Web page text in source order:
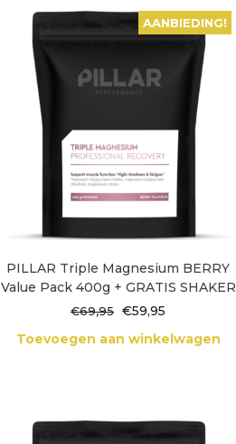
AANBIEDING!
PILLAR Triple Magnesium BERRY
Value Pack 400g + GRATIS SHAKER
€69,95 Oorspronkelijke
prijs
was:
€59,95
is:
Toevoegen aan winkelwagen